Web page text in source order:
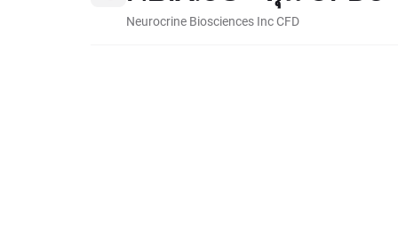
Neurocrine Biosciences Inc CFD